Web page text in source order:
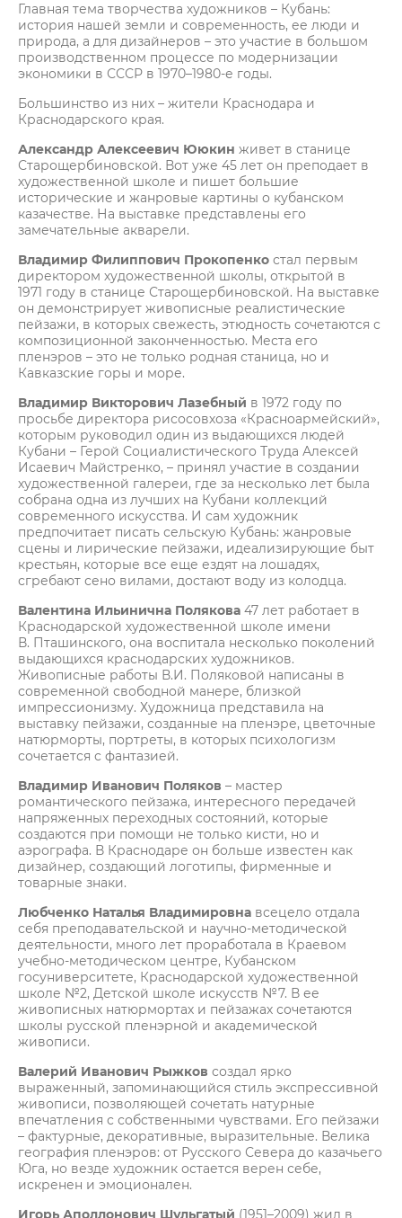
Главная тема творчества художников – Кубань:
история нашей земли и современность, ее люди и
природа, а для дизайнеров – это участие в большом
производственном процессе по модернизации
экономики в СССР в 1970–1980-е годы.
Большинство из них – жители Краснодара и
Краснодарского края.
Александр Алексеевич Ююкин живет в станице
Старощербиновской. Вот уже 45 лет он преподает в
художественной школе и пишет большие
исторические и жанровые картины о кубанском
казачестве. На выставке представлены его
замечательные акварели.
Владимир Филиппович Прокопенко стал первым
директором художественной школы, открытой в
1971 году в станице Старощербиновской. На выставке
он демонстрирует живописные реалистические
пейзажи, в которых свежесть, этюдность сочетаются с
композиционной законченностью. Места его
пленэров – это не только родная станица, но и
Кавказские горы и море.
Владимир Викторович Лазебный в 1972 году по
просьбе директора рисосовхоза «Красноармейский»,
которым руководил один из выдающихся людей
Кубани – Герой Социалистического Труда Алексей
Исаевич Майстренко, – принял участие в создании
художественной галереи, где за несколько лет была
собрана одна из лучших на Кубани коллекций
современного искусства. И сам художник
предпочитает писать сельскую Кубань: жанровые
сцены и лирические пейзажи, идеализирующие быт
крестьян, которые все еще ездят на лошадях,
сгребают сено вилами, достают воду из колодца.
Валентина Ильинична Полякова 47 лет работает в
Краснодарской художественной школе имени
В. Пташинского, она воспитала несколько поколений
выдающихся краснодарских художников.
Живописные работы В.И. Поляковой написаны в
современной свободной манере, близкой
импрессионизму. Художница представила на
выставку пейзажи, созданные на пленэре, цветочные
натюрморты, портреты, в которых психологизм
сочетается с фантазией.
Владимир Иванович Поляков – мастер
романтического пейзажа, интересного передачей
напряженных переходных состояний, которые
создаются при помощи не только кисти, но и
аэрографа. В Краснодаре он больше известен как
дизайнер, создающий логотипы, фирменные и
товарные знаки.
Любченко Наталья Владимировна всецело отдала
себя преподавательской и научно-методической
деятельности, много лет проработала в Краевом
учебно-методическом центре, Кубанском
госуниверситете, Краснодарской художественной
школе №2, Детской школе искусств №7. В ее
живописных натюрмортах и пейзажах сочетаются
школы русской пленэрной и академической
живописи.
Валерий Иванович Рыжков создал ярко
выраженный, запоминающийся стиль экспрессивной
живописи, позволяющей сочетать натурные
впечатления с собственными чувствами. Его пейзажи
– фактурные, декоративные, выразительные. Велика
география пленэров: от Русского Севера до казачьего
Юга, но везде художник остается верен себе,
искренен и эмоционален.
Игорь Аполлонович Шульгатый (1951–2009) жил в